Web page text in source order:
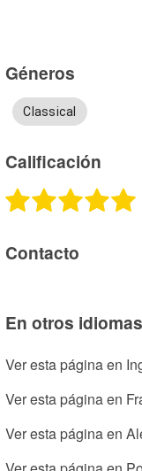
Géneros
Classical
Calificación
Contacto
En otros idiomas
Ver esta página en
Ver esta página en
Ver esta página en